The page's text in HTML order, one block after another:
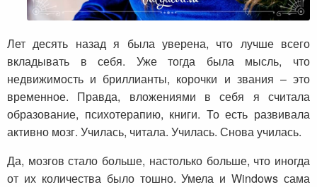
Лет десять назад я была уверена, что лучше всего
вкладывать в себя. Уже тогда была мысль, что
недвижимость и бриллианты, корочки и звания – это
временное. Правда, вложениями в себя я считала
образование, психотерапию, книги. То есть развивала
активно мозг. Училась, читала. Училась. Снова училась.
Да, мозгов стало больше, настолько больше, что иногда
от их количества было тошно. Умела и Windows сама